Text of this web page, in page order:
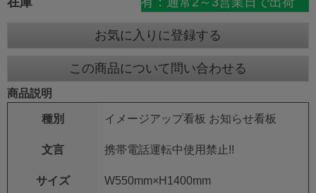
お気に入りに登録する
この商品について問い合わせる
商品説明
種別 イメージアップ看板 お知らせ看板
文言 携帯電話運転中使用禁止!!
サイズ W550mm×H1400mm